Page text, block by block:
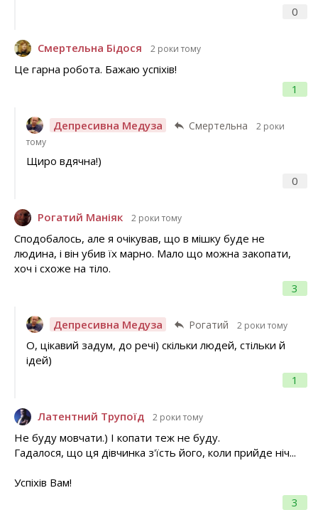
0
Смертельна Бідося 2 роки тому
1
Це гарна робота. Бажаю успіхів!
Депресивна Медуза Смертельна
2 роки
тому
0
Щиро вдячна!)
Рогатий Маніяк 2 роки тому
3
Сподобалось, але я очікував, що в мішку буде не
людина, і він убив їх марно. Мало що можна закопати,
хоч і схоже на тіло.
Депресивна Медуза Рогатий 2 роки тому
1
О, цікавий задум, до речі) скільки людей, стільки й
ідей)
Латентний Трупоїд 2 роки тому
3
Не буду мовчати.) І копати теж не буду.
Гадалося, що ця дівчинка з'їсть його, коли прийде ніч...
Успіхів Вам!